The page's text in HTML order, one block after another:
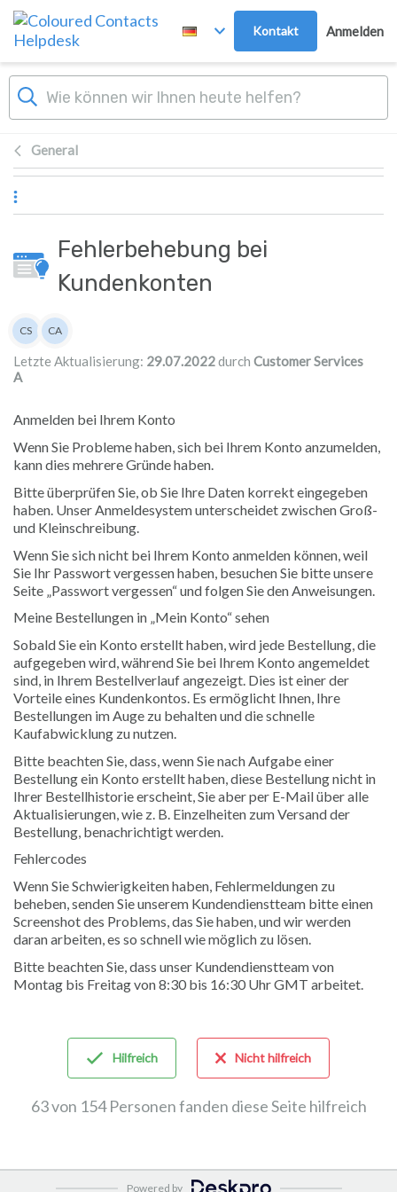
Zum Hauptinhalt springen
Kontakt Anmelden
General
Fehlerbehebung bei
Kundenkonten
Autorenliste
CS
Customer Services
CA
Customer Services A
Letzte Aktualisierung: 29.07.2022durch Customer Services
A
Anmelden bei Ihrem Konto
Wenn Sie Probleme haben, sich bei Ihrem Konto anzumelden,
kann dies mehrere Gründe haben.
Bitte überprüfen Sie, ob Sie Ihre Daten korrekt eingegeben
haben. Unser Anmeldesystem unterscheidet zwischen Groß-
und Kleinschreibung.
Wenn Sie sich nicht bei Ihrem Konto anmelden können, weil
Sie Ihr Passwort vergessen haben, besuchen Sie bitte unsere
Seite „Passwort vergessen“ und folgen Sie den Anweisungen.
Meine Bestellungen in „Mein Konto“ sehen
Sobald Sie ein Konto erstellt haben, wird jede Bestellung, die
aufgegeben wird, während Sie bei Ihrem Konto angemeldet
sind, in Ihrem Bestellverlauf angezeigt. Dies ist einer der
Vorteile eines Kundenkontos. Es ermöglicht Ihnen, Ihre
Bestellungen im Auge zu behalten und die schnelle
Kaufabwicklung zu nutzen.
Bitte beachten Sie, dass, wenn Sie nach Aufgabe einer
Bestellung ein Konto erstellt haben, diese Bestellung nicht in
Ihrer Bestellhistorie erscheint, Sie aber per E-Mail über alle
Aktualisierungen, wie z. B. Einzelheiten zum Versand der
Bestellung, benachrichtigt werden.
Fehlercodes
Wenn Sie Schwierigkeiten haben, Fehlermeldungen zu
beheben, senden Sie unserem Kundendienstteam bitte einen
Screenshot des Problems, das Sie haben, und wir werden
daran arbeiten, es so schnell wie möglich zu lösen.
Bitte beachten Sie, dass unser Kundendienstteam von
Montag bis Freitag von 8:30 bis 16:30 Uhr GMT arbeitet.
Hilfreich Nicht hilfreich
63 von 154 Personen fanden diese Seite hilfreich
Powered by